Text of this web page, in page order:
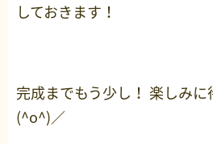
しておきます！
完成までもう少し！ 楽しみ
(^o^)／